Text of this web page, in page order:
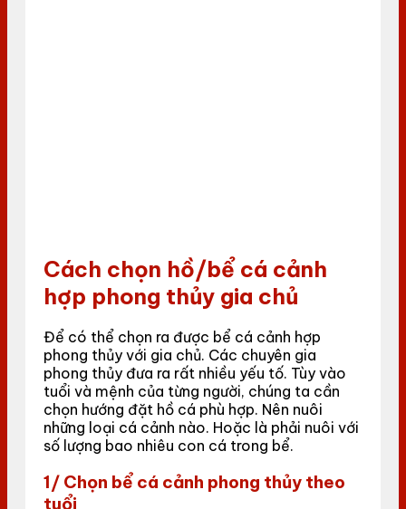
Cách chọn hồ/bể cá cảnh
hợp phong thủy gia chủ
Để có thể chọn ra được bể cá cảnh hợp
phong thủy với gia chủ. Các chuyên gia
phong thủy đưa ra rất nhiều yếu tố. Tùy vào
tuổi và mệnh của từng người, chúng ta cần
chọn hướng đặt hồ cá phù hợp. Nên nuôi
những loại cá cảnh nào. Hoặc là phải nuôi với
số lượng bao nhiêu con cá trong bể.
1/ Chọn bể cá cảnh phong thủy theo
tuổi